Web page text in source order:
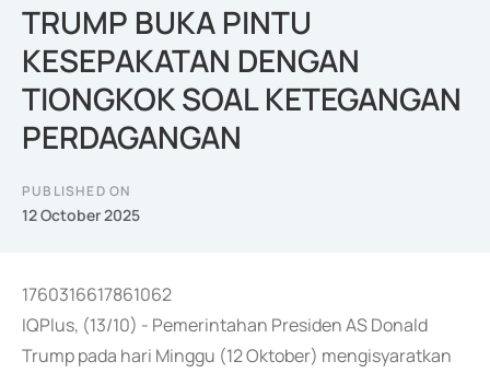
TRUMP BUKA PINTU
KESEPAKATAN DENGAN
TIONGKOK SOAL KETEGANGAN
PERDAGANGAN
PUBLISHED ON
12 October 2025
1760316617861062
IQPlus, (13/10) - Pemerintahan Presiden AS Donald
Trump pada hari Minggu (12 Oktober) mengisyaratkan